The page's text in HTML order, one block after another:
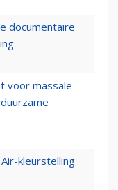
documentaire
voor massale
kleurstelling